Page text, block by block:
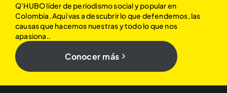
Q’HUBO líder de periodismo social y popular en
Colombia. Aquí vas a descubrir lo que defendemos, las
causas que hacemos nuestras y todo lo que nos
apasiona..
Conocer más